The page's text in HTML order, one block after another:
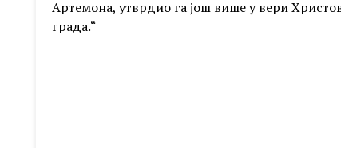
Артемона, утврдио га још више у вери
града.“